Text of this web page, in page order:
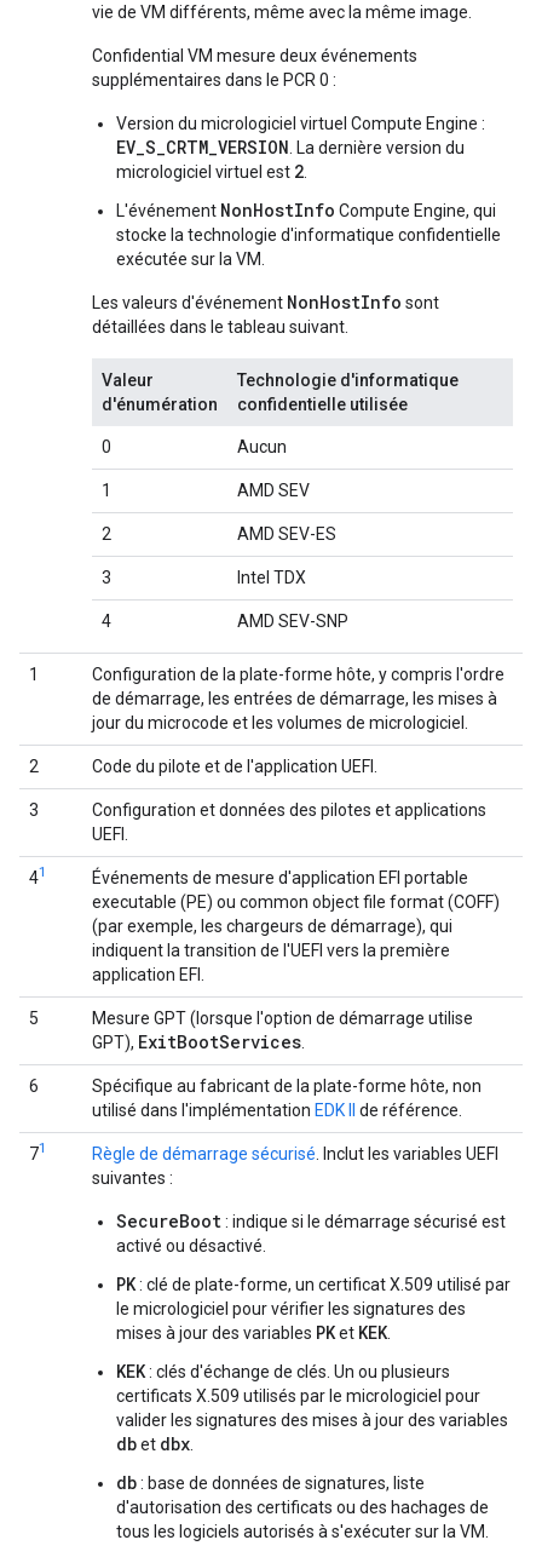
vie de VM différents, même avec la même image.
Confidential VM mesure deux événements
supplémentaires dans le PCR 0 :
Version du micrologiciel virtuel Compute Engine :
EV_S_CRTM_VERSION . La dernière version du
micrologiciel virtuel est 2
L'événement NonHostInfo Compute Engine, qui
stocke la technologie d'informatique confidentielle
exécutée sur la VM.
Les valeurs d'événement NonHostInfo sont
détaillées dans le tableau suivant.
Valeur
d'énumération
Technologie d'informatique
confidentielle utilisée
0 Aucun
1 AMD SEV
2 AMD SEV-ES
3 Intel TDX
4 AMD SEV-SNP
1
Configuration de la plate-forme hôte, y compris l'ordre
de démarrage, les entrées de démarrage, les mises à
jour du microcode et les volumes de micrologiciel.
2 Code du pilote et de l'application UEFI.
3
Configuration et données des pilotes et applications
UEFI.
41
Événements de mesure d'application EFI portable
executable (PE) ou common object file format (COFF)
(par exemple, les chargeurs de démarrage), qui
indiquent la transition de l'UEFI vers la première
application EFI.
5
Mesure GPT (lorsque l'option de démarrage utilise
GPT), ExitBootServices
6
Spécifique au fabricant de la plate-forme hôte, non
utilisé dans l'implémentation EDK II de référence.
71 Règle de démarrage sécurisé . Inclut les variables UEFI
suivantes :
SecureBoot: indique si le démarrage sécurisé est
activé ou désactivé.
PK: clé de plate-forme, un certificat X.509 utilisé par
le micrologiciel pour vérifier les signatures des
mises à jour des variables PKet KEK
KEK: clés d'échange de clés. Un ou plusieurs
certificats X.509 utilisés par le micrologiciel pour
valider les signatures des mises à jour des variables
dbet dbx
db: base de données de signatures, liste
d'autorisation des certificats ou des hachages de
tous les logiciels autorisés à s'exécuter sur la VM.